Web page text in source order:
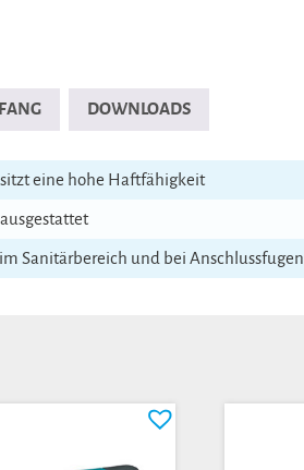
DOWNLOADS
eine hohe Haftfähigkeit
Sanitärbereich und bei Anschlussfugen